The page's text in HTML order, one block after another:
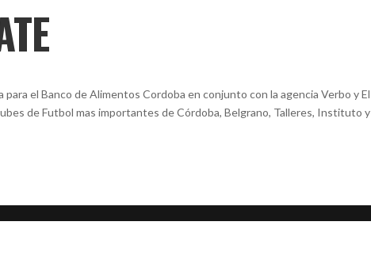
para el Banco de Alimentos Cordoba en conjunto con la agencia Verbo y El
de Futbol mas importantes de Córdoba, Belgrano, Talleres, Instituto y